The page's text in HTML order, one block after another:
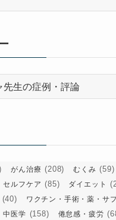
がん治療 (208) むくみ (59)
セルフケア (85) ダイエット
(40) ワクチン・手術・薬・サ
中医学 (158) 倦怠感・疲労